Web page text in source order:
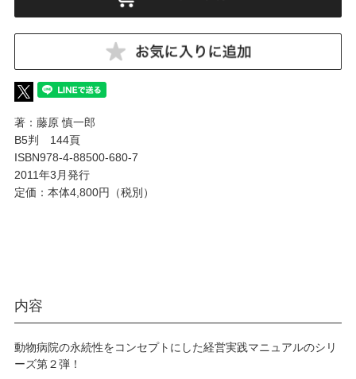
著：藤原 慎一郎
B5判 144頁
ISBN978-4-88500-680-7
2011年3月発行
定価：本体4,800円（税別）
内容
動物病院の永続性をコンセプトにした経営実践マニュアルのシリ
ーズ第２弾！